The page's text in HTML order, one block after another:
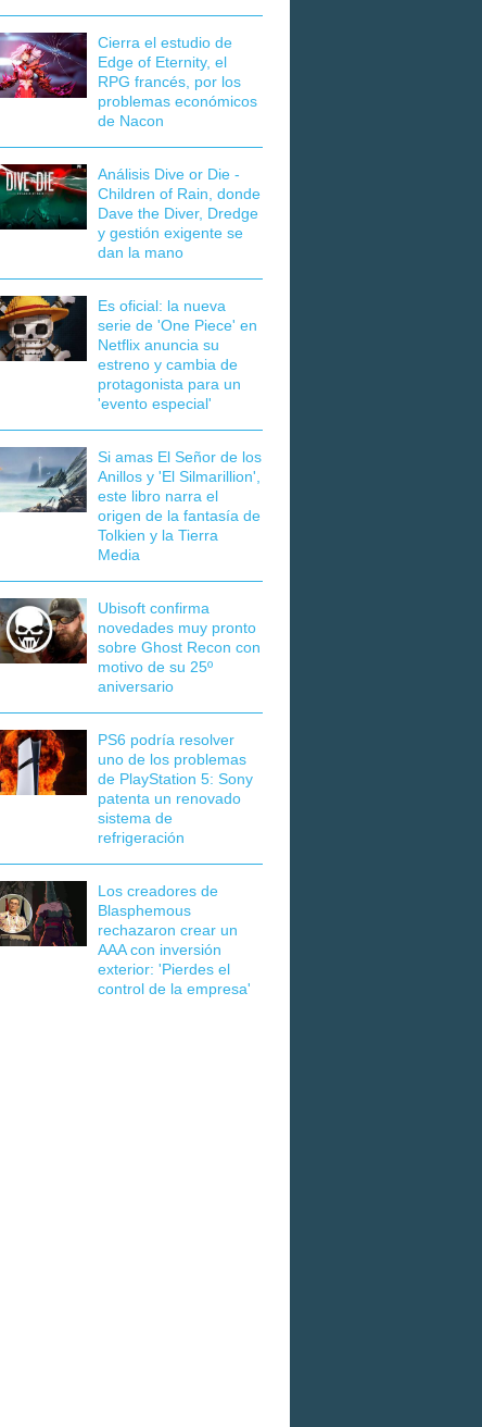
Cierra el estudio de
Edge of Eternity, el
RPG francés, por los
problemas económicos
de Nacon
Análisis Dive or Die -
Children of Rain, donde
Dave the Diver, Dredge
y gestión exigente se
dan la mano
Es oficial: la nueva
serie de 'One Piece' en
Netflix anuncia su
estreno y cambia de
protagonista para un
'evento especial'
Si amas El Señor de los
Anillos y 'El Silmarillion',
este libro narra el
origen de la fantasía de
Tolkien y la Tierra
Media
Ubisoft confirma
novedades muy pronto
sobre Ghost Recon con
motivo de su 25º
aniversario
PS6 podría resolver
uno de los problemas
de PlayStation 5: Sony
patenta un renovado
sistema de
refrigeración
Los creadores de
Blasphemous
rechazaron crear un
AAA con inversión
exterior: 'Pierdes el
control de la empresa'